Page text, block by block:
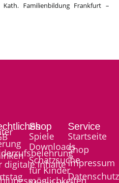
Familienbildung Frankfurt –
digitale Inhalte
Shop
Spiele
Downloads
Schatzsuche
für Kinder
Service
Startseite
Shop
Impressum
Datenschutz